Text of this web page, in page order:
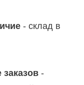
- склад в
-